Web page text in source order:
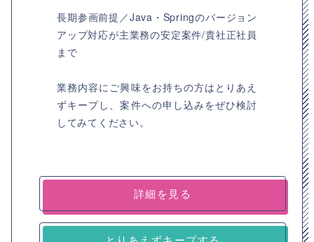
長期参画前提／Java・Springのバージョン
アップ対応が主業務の安定案件/貴社正社員
まで
業務内容にご興味をお持ちの方はとりあえ
ずキープし、案件への申し込みをぜひ検討
してみてください。
詳細を見る